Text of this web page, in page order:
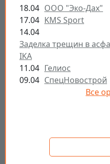
18.04 ООО "Эко-Дах"
17.04 KMS Sport
14.04
Заделка трещин в
IKA
11.04 Гелиос
09.04 СпецНовострой
Все